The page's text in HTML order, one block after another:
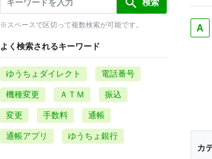
※スペースで区切って複数検索が可能です。
よく検索されるキーワード
ゆうちょダイレクト 電話番号
機種変更 ＡＴＭ 振込
変更 手数料 通帳
通帳アプリ ゆうちょ銀行
カ